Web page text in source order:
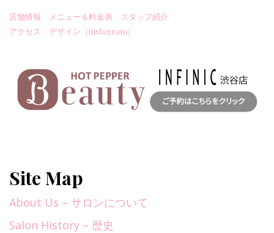
店舗情報 メニュー＆料金表
スタッフ紹介
アクセス
デザイン（instagram）
Site Map
About Us – サロンについて
Salon History – 歴史